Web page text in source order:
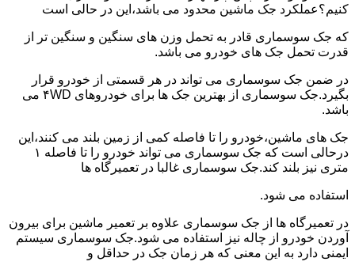
کنیم؟عملکرد جک ماشین محدود می باشد،این در حالی است
که جک سوسماری قادر به تحمل وزن های سنگین و سنگین تر از
قدرت تحمل جک های خودرو می باشد.
در ضمن جک سوسماری می تواند در هر قسمتی از خودرو قرار
بگیرد.جک سوسماری از بهترین جک ها برای خودروهای ۴WD می
باشد.
جک های ماشین،خودرو را تا فاصله کمی از زمین بلند می کنند،این
درحالی است که جک سوسماری می تواند خودرو را تا فاصله ۱
متری نیز بلند کند.جک سوسماری غالبا در تعمیرگاه ها
استفاده می شود.
در تعمیرگاه ها از جک سوسماری علاوه بر تعمیر ماشین برای بیرون
آوردن خودرو از چاله نیز استفاده می شود.جک سوسماری سیستم
ایمنی دارد به این معنی که هر زمان جک در حداقل و